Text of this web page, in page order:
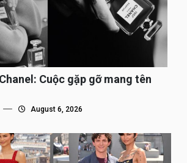
Cuộc gặp gỡ mang tên
August 6, 2026